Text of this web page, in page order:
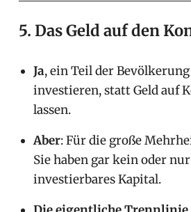
5. Das Geld auf den
Ja, ein Teil der
investieren, statt Geld auf
lassen.
Aber: Für die große
Sie haben gar kein oder
investierbares Kapital.